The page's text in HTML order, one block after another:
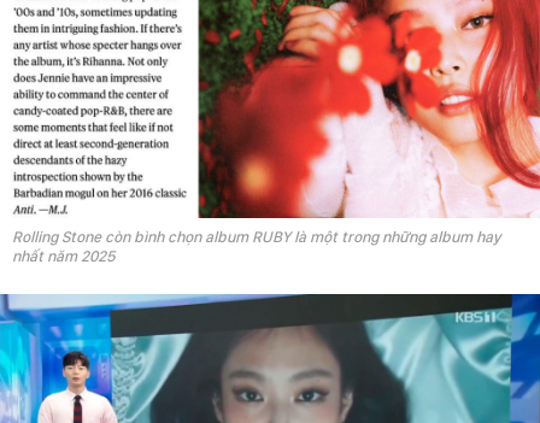
Rolling Stone còn bình chọn album RUBY là một trong những album hay
nhất năm 2025